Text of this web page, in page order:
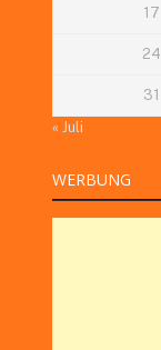
17
24
31
« Juli
WERBUNG